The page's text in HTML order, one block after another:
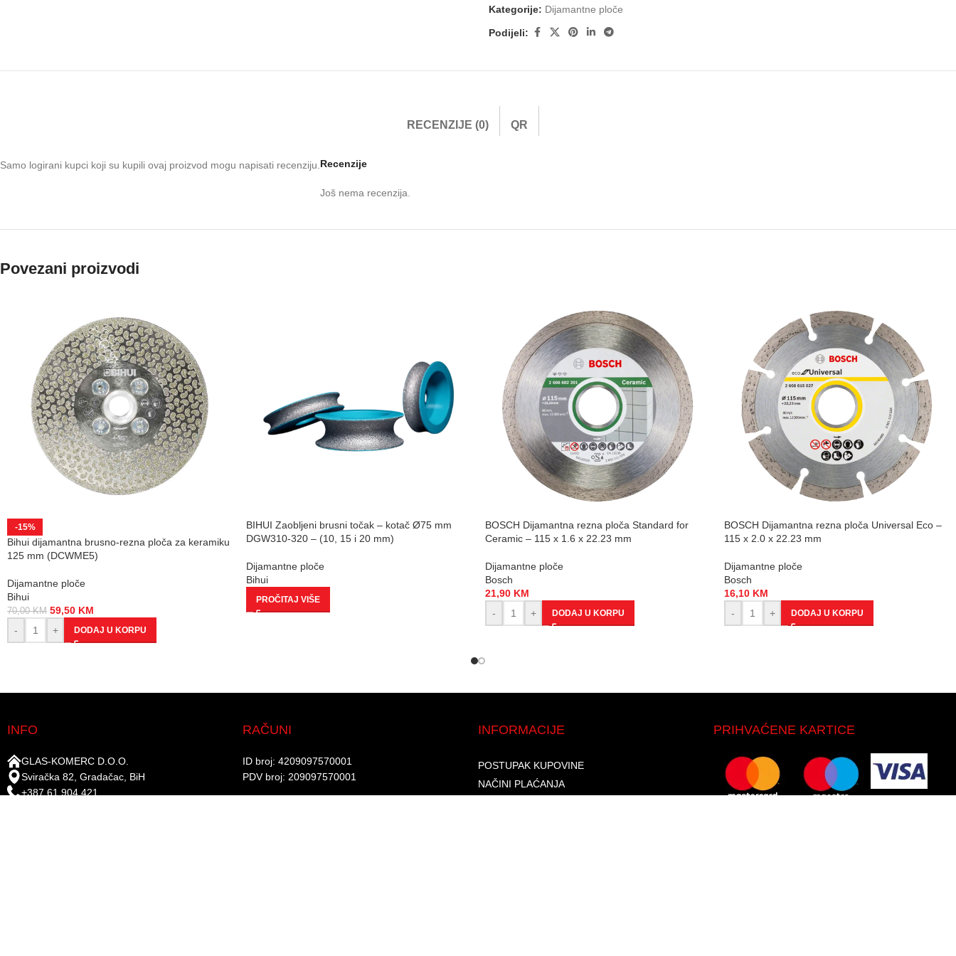
Kategorije: Dijamantne ploče
Podijeli:
RECENZIJE (0) QR
Recenzije
Još nema recenzija.
Samo logirani kupci koji su kupili ovaj proizvod mogu napisati recenziju.
Povezani proizvodi
-15%
Bihui dijamantna brusno-rezna ploča za keramiku
125 mm (DCWME5)
Dijamantne ploče
Bihui
70,00KM 59,50 KM
-
+ DODAJ U KORPU
BIHUI Zaobljeni brusni točak – kotač Ø75 mm
DGW310-320 – (10, 15 i 20 mm)
Dijamantne ploče
Bihui
PROČITAJ VIŠE
BOSCH Dijamantna rezna ploča Standard for
Ceramic – 115 x 1.6 x 22.23 mm
Dijamantne ploče
Bosch
21,90 KM
-
+ DODAJ U KORPU
BOSCH Dijamantna rezna ploča Universal Eco –
115 x 2.0 x 22.23 mm
Dijamantne ploče
Bosch
16,10 KM
-
+ DODAJ U KORPU
INFO
GLAS-KOMERC D.O.O.
Sviračka 82, Gradačac, BiH
+387 61 904 421
RAČUNI
ID broj: 4209097570001​
PDV broj: 209097570001 ​
INFORMACIJE
POSTUPAK KUPOVINE
NAČINI PLAĆANJA
PRIHVAĆENE KARTICE